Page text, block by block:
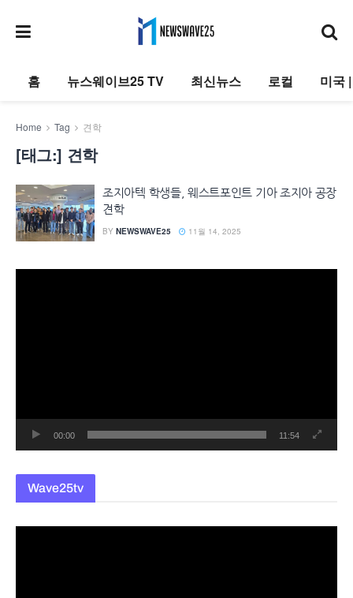
홈 뉴스웨이브25 TV 최신뉴스 로컬 미국
Home Tag 견학
[태그:] 견학
조지아텍 학생들, 웨스트포인트 기아 조지아 공장
견학
BY NEWSWAVE25 11월 14, 2025
00:00 11:54
Wave25tv